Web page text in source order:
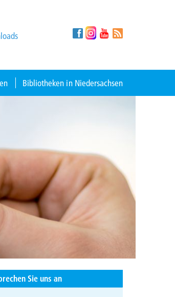
Bibliotheken in Niedersachsen
Sie uns an